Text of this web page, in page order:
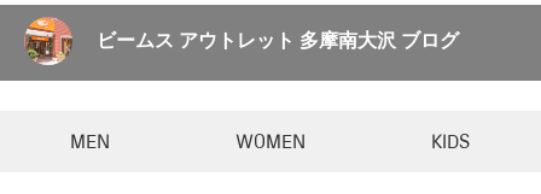
ビームス アウトレット 多摩南大沢 ブログ
MEN WOMEN KIDS